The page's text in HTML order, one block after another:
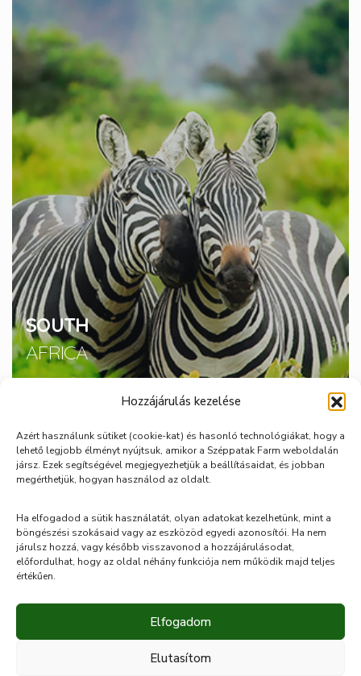
Hozzájárulás kezelése
Azért használunk sütiket (cookie-kat) és hasonló technológiákat, hogy a
lehető legjobb élményt nyújtsuk, amikor a Széppatak Farm weboldalán
jársz. Ezek segítségével megjegyezhetjük a beállításaidat, és jobban
megérthetjük, hogyan használod az oldalt.
Ha elfogadod a sütik használatát, olyan adatokat kezelhetünk, mint a
böngészési szokásaid vagy az eszközöd egyedi azonosítói. Ha nem
járulsz hozzá, vagy később visszavonod a hozzájárulásodat,
előfordulhat, hogy az oldal néhány funkciója nem működik majd teljes
értékűen.
Elfogadom
Elutasítom
SOUTH
AFRICA
Céges rendezvények
Bejelentkezés